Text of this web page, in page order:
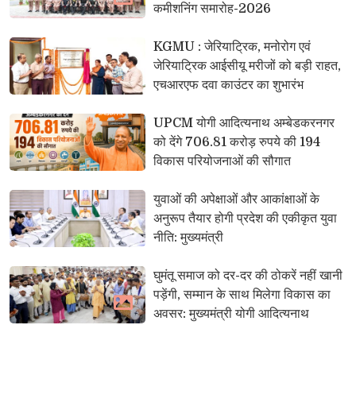
कमीशनिंग समारोह-2026
KGMU : जेरियाट्रिक, मनोरोग एवं
जेरियाट्रिक आईसीयू मरीजों को बड़ी राहत,
एचआरएफ दवा काउंटर का शुभारंभ
UPCM योगी आदित्यनाथ अम्बेडकरनगर
को देंगे 706.81 करोड़ रुपये की 194
विकास परियोजनाओं की सौगात
युवाओं की अपेक्षाओं और आकांक्षाओं के
अनुरूप तैयार होगी प्रदेश की एकीकृत युवा
नीति: मुख्यमंत्री
घुमंतू समाज को दर-दर की ठोकरें नहीं खानी
पड़ेंगी, सम्मान के साथ मिलेगा विकास का
अवसर: मुख्यमंत्री योगी आदित्यनाथ